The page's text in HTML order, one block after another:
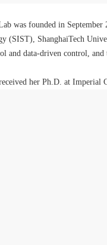
founded in September
ShanghaiTech
data-driven control,
her Ph.D. at